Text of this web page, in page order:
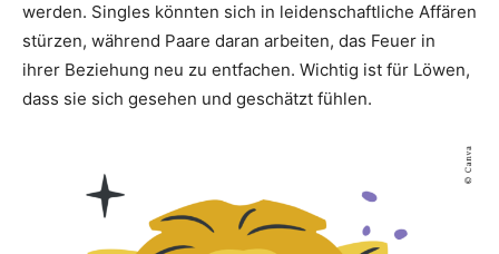
werden. Singles könnten sich in leidenschaftliche Affären
stürzen, während Paare daran arbeiten, das Feuer in
ihrer Beziehung neu zu entfachen. Wichtig ist für Löwen,
dass sie sich gesehen und geschätzt fühlen.